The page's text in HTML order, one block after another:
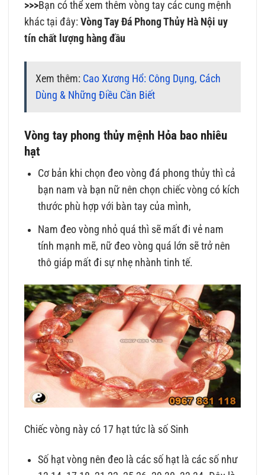
>>>Bạn có thể xem thêm vòng tay các cung mệnh
khác tại đây: Vòng Tay Đá Phong Thủy Hà Nội uy
tín chất lượng hàng đầu
Xem thêm: Cao Xương Hổ: Công Dụng, Cách
Dùng & Những Điều Cần Biết
Vòng tay phong thủy mệnh Hỏa bao nhiêu
hạt
Cơ bản khi chọn đeo vòng đá phong thủy thì cả
bạn nam và bạn nữ nên chọn chiếc vòng có kích
thước phù hợp với bàn tay của mình,
Nam đeo vòng nhỏ quá thì sẽ mất đi vẻ nam
tính mạnh mẽ, nữ đeo vòng quá lớn sẽ trở nên
thô giáp mất đi sự nhẹ nhành tinh tế.
Chiếc vòng này có 17 hạt tức là số Sinh
Số hạt vòng nên đeo là các số hạt là các số như